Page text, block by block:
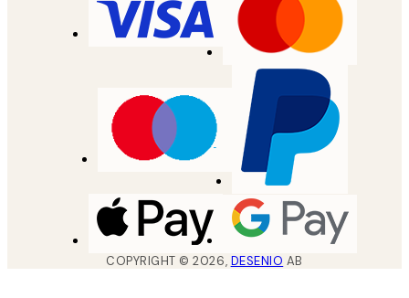
COPYRIGHT ©2026, DESENIO AB